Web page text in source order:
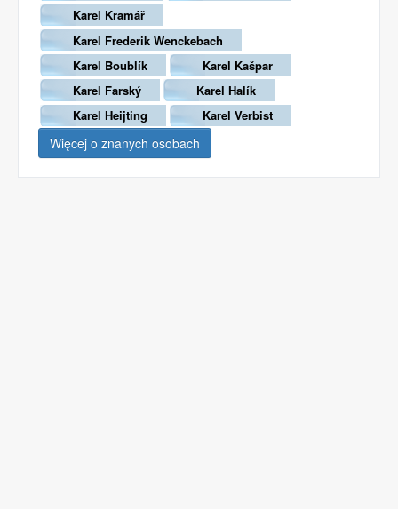
Karel Kramář
Karel Frederik Wenckebach
Karel Boublík
Karel Kašpar
Karel Farský
Karel Halík
Karel Heijting
Karel Verbist
Więcej o znanych osobach